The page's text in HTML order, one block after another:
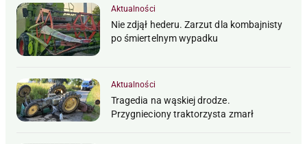
Aktualności
Nie zdjął hederu. Zarzut dla kombajnisty
po śmiertelnym wypadku
Aktualności
Tragedia na wąskiej drodze.
Przygnieciony traktorzysta zmarł